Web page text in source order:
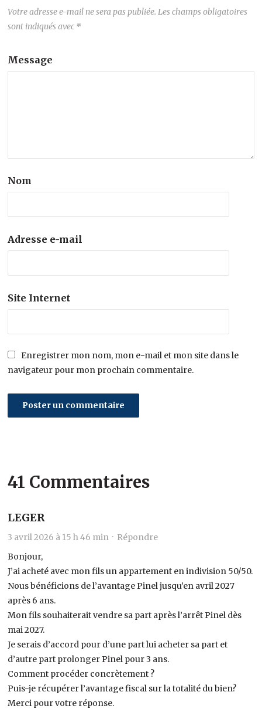
Votre adresse e-mail ne sera pas publiée. Les champs obligatoires
sont indiqués avec *
Message
Nom
Adresse e-mail
Site Internet
Enregistrer mon nom, mon e-mail et mon site dans le
navigateur pour mon prochain commentaire.
41 Commentaires
LEGER
3 avril 2026 à 15 h 46 min · Répondre
Bonjour,
J’ai acheté avec mon fils un appartement en indivision 50/50.
Nous bénéficions de l’avantage Pinel jusqu’en avril 2027
après 6 ans.
Mon fils souhaiterait vendre sa part après l’arrêt Pinel dès
mai 2027.
Je serais d’accord pour d’une part lui acheter sa part et
d’autre part prolonger Pinel pour 3 ans.
Comment procéder concrètement ?
Puis-je récupérer l’avantage fiscal sur la totalité du bien?
Merci pour votre réponse.